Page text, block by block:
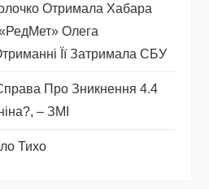
Отримала Хабара
Олега
Її Затримала СБУ
Про Зникнення 4.4
– ЗМІ
Тихо